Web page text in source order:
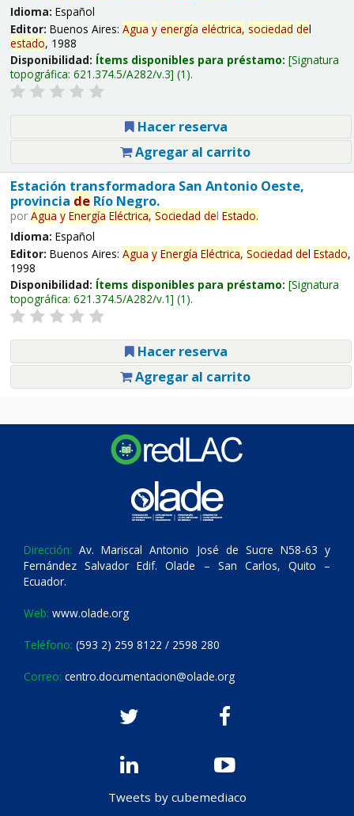
Idioma: Español
Editor: Buenos Aires: Agua y energía eléctrica, sociedad del
estado, 1988
Disponibilidad: Ítems disponibles para préstamo: Signatura
topográfica: 621.374.5/A282/v.3 (1).
Hacer reserva
Agregar al carrito
Estación transformadora San Antonio Oeste,
provincia deRío Negro.
por Agua y Energía Eléctrica, Sociedad del Estado.
Idioma: Español
Editor: Buenos Aires: Agua y Energía Eléctrica, Sociedad del Estado,
1998
Disponibilidad: Ítems disponibles para préstamo: Signatura
topográfica: 621.374.5/A282/v.1 (1).
Hacer reserva
Agregar al carrito
Dirección: Av. Mariscal Antonio José de Sucre N58-63 y
Fernández Salvador Edif. Olade – San Carlos, Quito –
Ecuador.
Web: www.olade.org
Teléfono: (593 2) 259 8122 / 2598 280
Correo: centro.documentacion@olade.org
Tweets by cubemediaco